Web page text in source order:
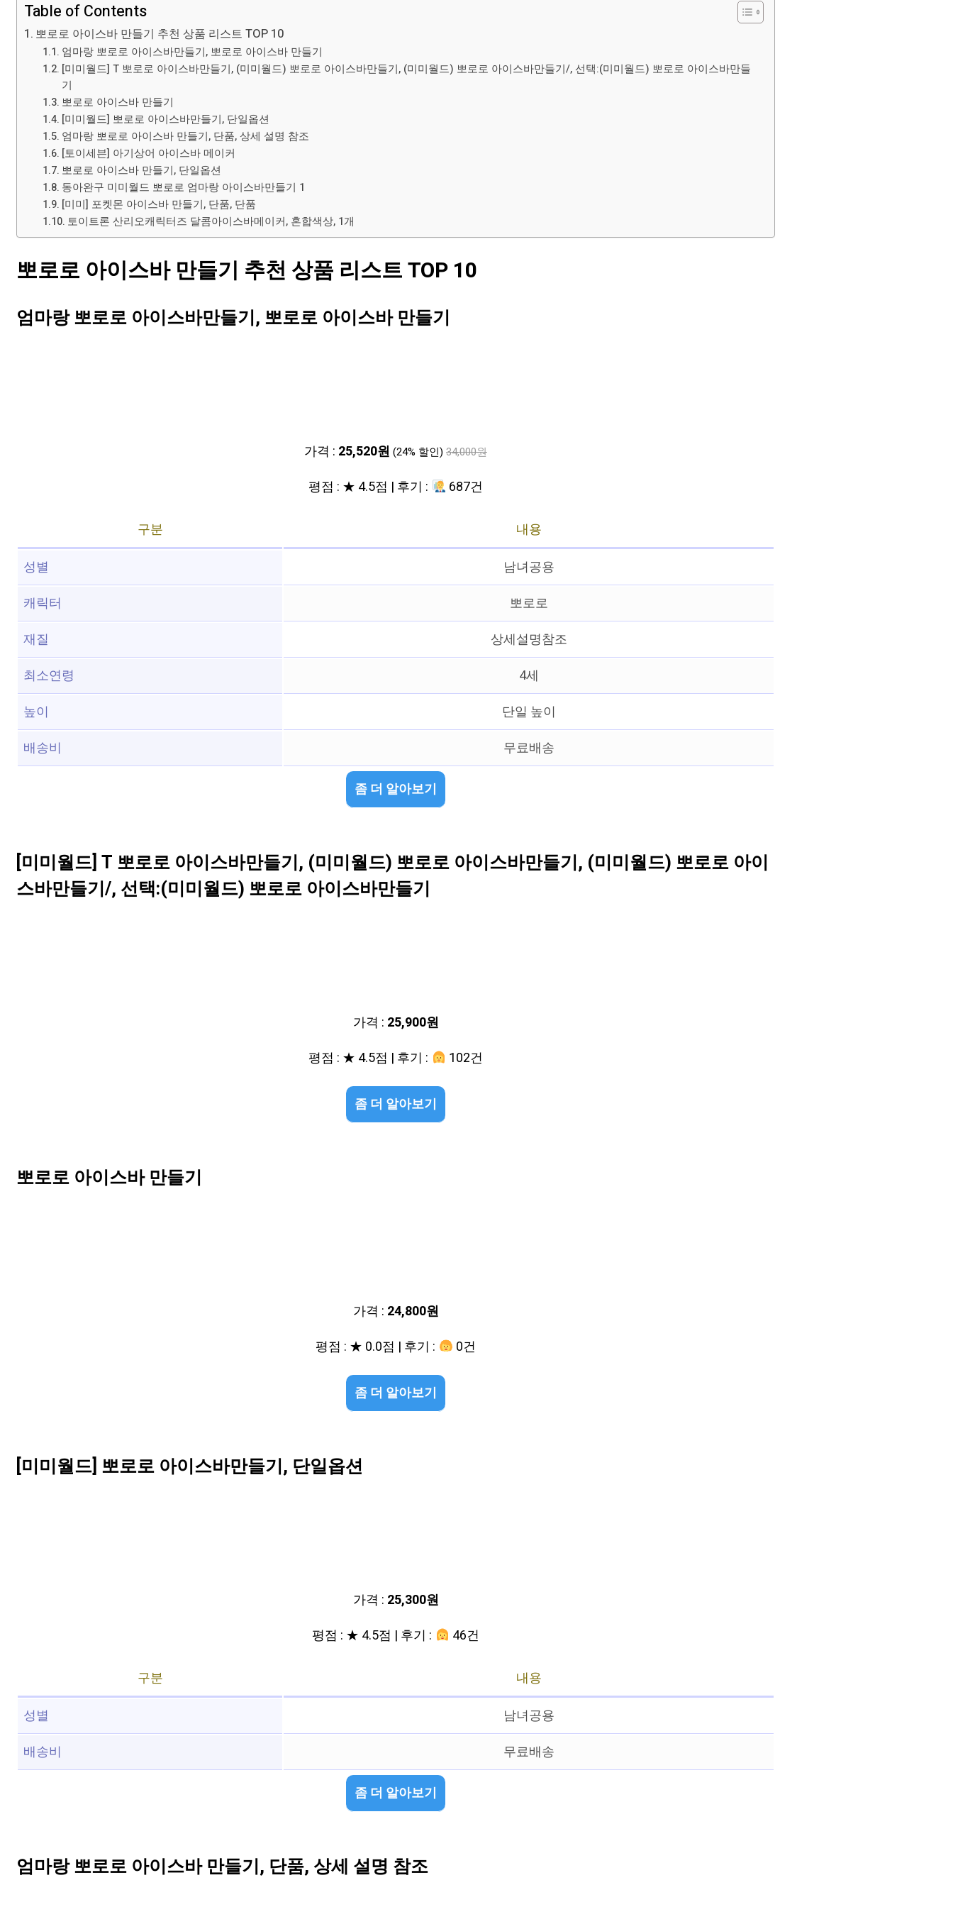
Table of Contents
뽀로로 아이스바 만들기 추천 상품 리스트 TOP 10
엄마랑 뽀로로 아이스바만들기, 뽀로로 아이스바 만들기
[미미월드] T 뽀로로 아이스바만들기, (미미월드) 뽀로로 아이스바만들기, (미미월드) 뽀로로 아이스바만들기/, 선택:(미미월드) 뽀로로 아이스바만들
기
뽀로로 아이스바 만들기
[미미월드] 뽀로로 아이스바만들기, 단일옵션
엄마랑 뽀로로 아이스바 만들기, 단품, 상세 설명 참조
[토이세븐] 아기상어 아이스바 메이커
뽀로로 아이스바 만들기, 단일옵션
동아완구 미미월드 뽀로로 엄마랑 아이스바만들기 1
[미미] 포켓몬 아이스바 만들기, 단품, 단품
토이트론 산리오캐릭터즈 달콤아이스바메이커, 혼합색상, 1개
뽀로로 아이스바 만들기 추천 상품 리스트 TOP 10
엄마랑 뽀로로 아이스바만들기, 뽀로로 아이스바 만들기
가격 : 25,520원 (24% 할인) 34,000원
평점 : ★ 4.5점 | 후기 : 687건
구분
내용
성별
남녀공용
캐릭터
뽀로로
재질
상세설명참조
최소연령
4세
높이
단일 높이
배송비
무료배송
좀 더 알아보기
[미미월드] T 뽀로로 아이스바만들기, (미미월드) 뽀로로 아이스바만들기, (미미월드) 뽀로로 아이
스바만들기/, 선택:(미미월드) 뽀로로 아이스바만들기
가격 : 25,900원
평점 : ★ 4.5점 | 후기 :
102건
좀 더 알아보기
뽀로로 아이스바 만들기
가격 : 24,800원
평점 : ★ 0.0점 | 후기 :
0건
좀 더 알아보기
[미미월드] 뽀로로 아이스바만들기, 단일옵션
가격 : 25,300원
평점 : ★ 4.5점 | 후기 :
46건
구분
내용
성별
남녀공용
배송비
무료배송
좀 더 알아보기
엄마랑 뽀로로 아이스바 만들기, 단품, 상세 설명 참조